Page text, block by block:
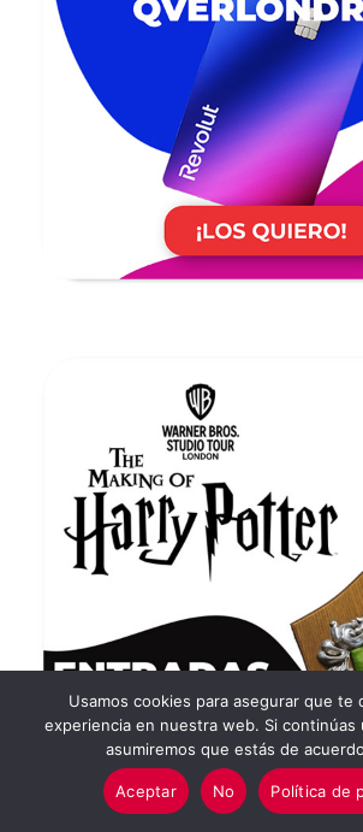
Usamos cookies para asegurar que te
experiencia en nuestra web. Si continúas
asumiremos que estás de
Aceptar No Política de